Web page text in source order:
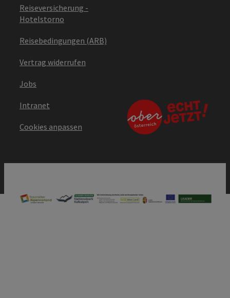
Reiseversicherung -
Hotelstorno
Reisebedingungen (ARB)
Vertrag widerrufen
Jobs
Intranet
Cookies anpassen